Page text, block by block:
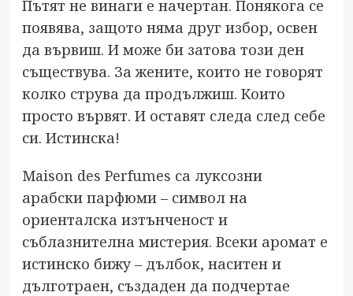
Пътят не винаги е начертан. Понякога се
появява, защото няма друг избор, освен
да вървиш. И може би затова този ден
съществува. За жените, които не говорят
колко струва да продължиш. Които
просто вървят. И оставят следа след себе
си. Истинска!
Maison des Perfumes са луксозни
арабски парфюми – символ на
ориенталска изтънченост и
съблазнителна мистерия. Всеки аромат е
истинско бижу – дълбок, наситен и
дълготраен, създаден да подчертае